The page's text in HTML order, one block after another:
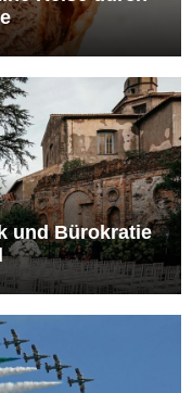
und Bürokratie